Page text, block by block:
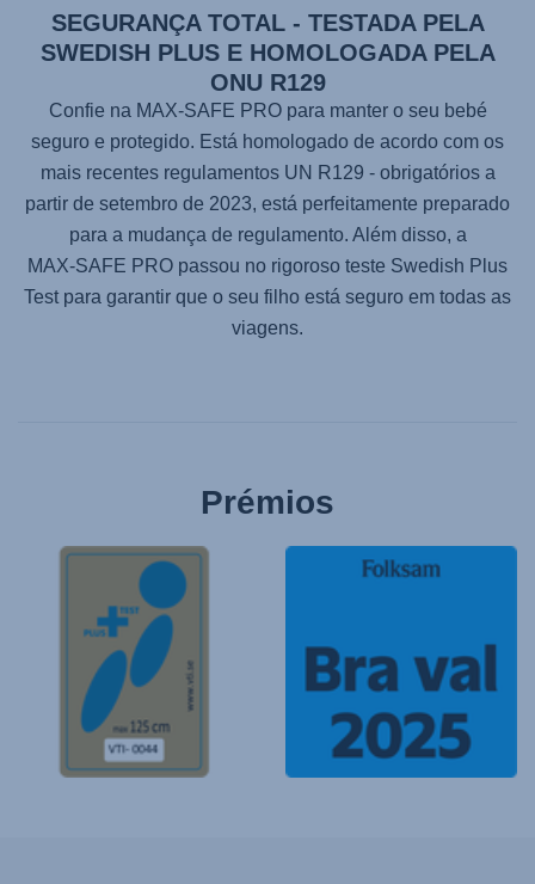
SEGURANÇA TOTAL - TESTADA PELA
SWEDISH PLUS E HOMOLOGADA PELA
ONU R129
Confie na MAX-SAFE PROpara manter o seu bebé
seguro e protegido. Está homologado de acordo com os
mais recentes regulamentos UN R129 - obrigatórios a
partir de setembro de 2023, está perfeitamente preparado
para a mudança de regulamento. Além disso, a
MAX-SAFE PRO passou no rigoroso teste Swedish Plus
Test para garantir que o seu filho está seguro em todas as
viagens.
Prémios